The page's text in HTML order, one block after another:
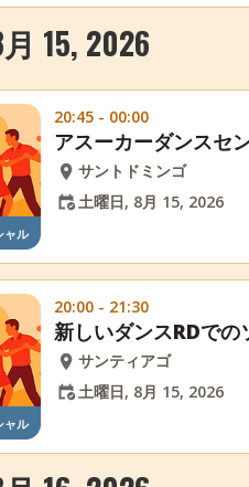
15, 2026
ャル
20:45 - 00:00
アスーカーダンスセ
サントドミンゴ
土曜日, 8月 15, 2026
ャル
20:00 - 21:30
新しいダンスRDでの
サンティアゴ
土曜日, 8月 15, 2026